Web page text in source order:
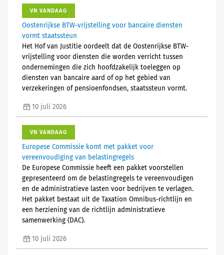
VN VANDAAG
Oostenrijkse BTW-vrijstelling voor bancaire diensten
vormt staatssteun
Het Hof van Justitie oordeelt dat de Oostenrijkse BTW-
vrijstelling voor diensten die worden verricht tussen
ondernemingen die zich hoofdzakelijk toeleggen op
diensten van bancaire aard of op het gebied van
verzekeringen of pensioenfondsen, staatssteun vormt.
10 juli 2026
VN VANDAAG
Europese Commissie komt met pakket voor
vereenvoudiging van belastingregels
De Europese Commissie heeft een pakket voorstellen
gepresenteerd om de belastingregels te vereenvoudigen
en de administratieve lasten voor bedrijven te verlagen.
Het pakket bestaat uit de Taxation Omnibus-richtlijn en
een herziening van de richtlijn administratieve
samenwerking (DAC).
10 juli 2026